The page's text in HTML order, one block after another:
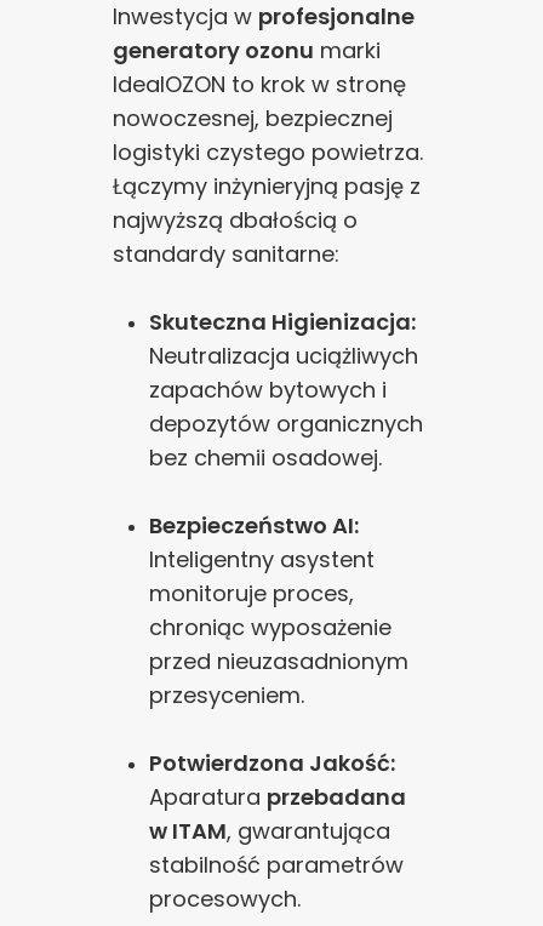
Inwestycja w profesjonalne
generatory ozonu marki
IdealOZON to krok w stronę
nowoczesnej, bezpiecznej
logistyki czystego powietrza.
Łączymy inżynieryjną pasję z
najwyższą dbałością o
standardy sanitarne:
Skuteczna Higienizacja:
Neutralizacja uciążliwych
zapachów bytowych i
depozytów organicznych
bez chemii osadowej.
Bezpieczeństwo AI:
Inteligentny asystent
monitoruje proces,
chroniąc wyposażenie
przed nieuzasadnionym
przesyceniem.
Potwierdzona Jakość:
Aparatura przebadana
w ITAM, gwarantująca
stabilność parametrów
procesowych.
poprawy działania serwisu, personalizacji treści, oraz
analizy ruchu na stronie.
Dostosuj Zezwól na wszystkie